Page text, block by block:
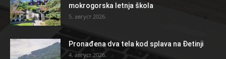
mokrogorska letnja škola
5. август 2026.
Pronađena dva tela kod splava na Đetinji
4. август 2026.